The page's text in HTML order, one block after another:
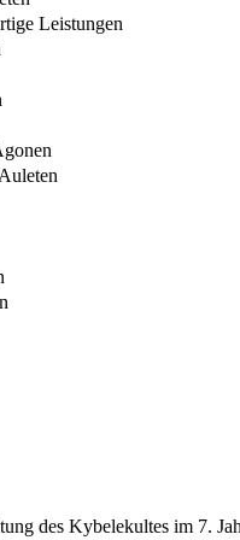
Leistungen
des Kybelekultes im 7.